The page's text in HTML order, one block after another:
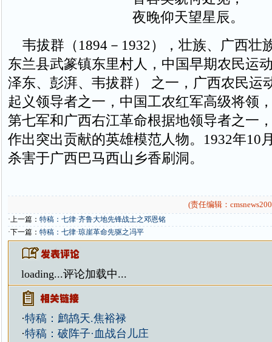
夜晚仰天望星辰。
韦拔群（1894－1932），壮族、广西壮
东兰县武篆镇东里村人，中国早期农民运
泽东、彭湃、韦拔群） 之一，广西农民运
起义领导者之一，中国工农红军高级将领
第七军和广西右江革命根据地领导者之一
作出突出贡献的英雄模范人物。1932年10
杀害于广西巴马西山乡香刷洞。
(责任编辑：
·上一篇： 特稿：七律·齐鲁大地先锋战士之邓恩铭
·下一篇： 特稿：七律·琼崖革命先驱之冯平
loading...评论加载中...
·特稿：鹧鸪天.焦裕禄
·特稿：破阵子·血战台儿庄